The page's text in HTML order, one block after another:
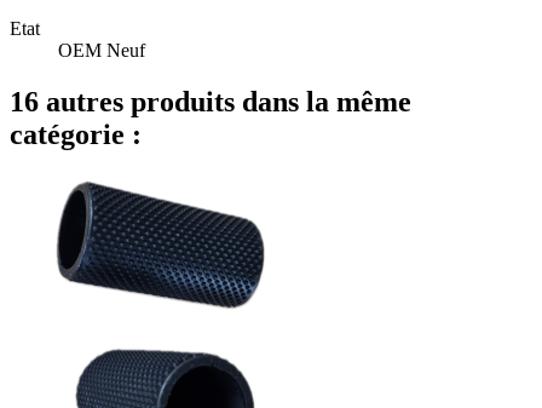
Etat
OEM Neuf
16 autres produits dans la même
catégorie :